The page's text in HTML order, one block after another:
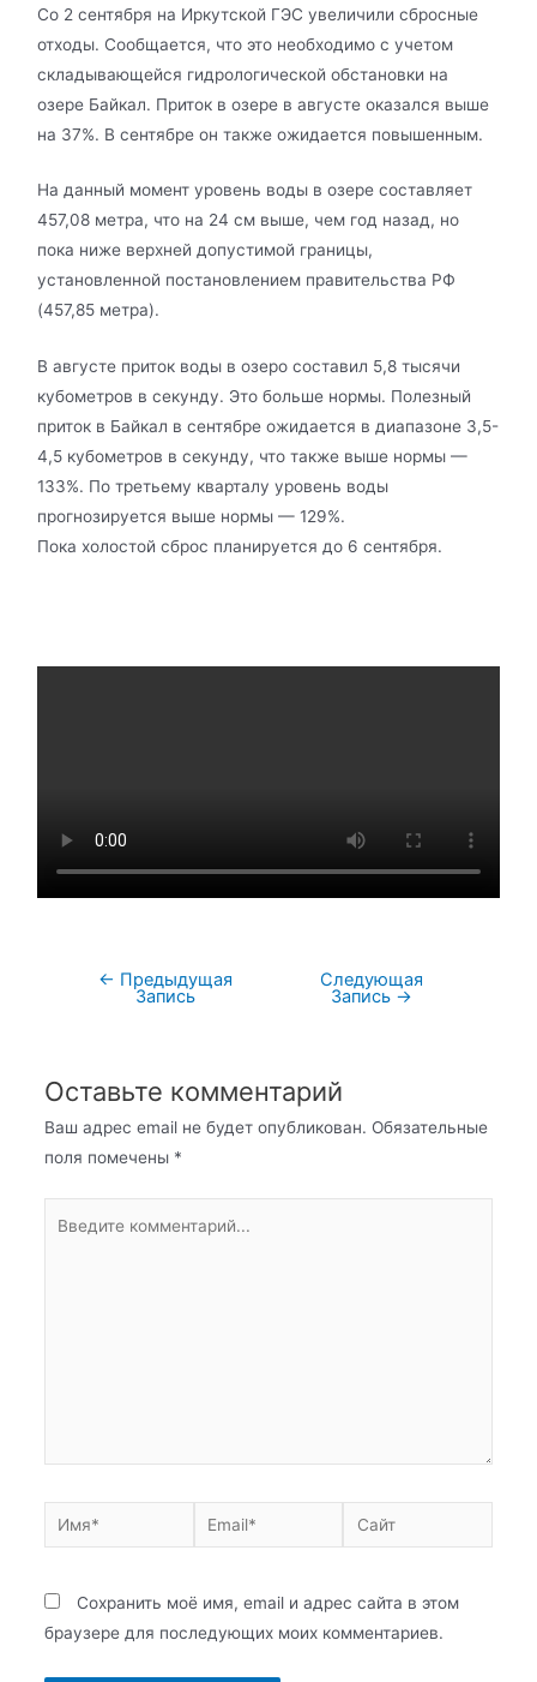
Со 2 сентября на Иркутской ГЭС увеличили сбросные
отходы. Сообщается, что это необходимо с учетом
складывающейся гидрологической обстановки на
озере Байкал. Приток в озере в августе оказался выше
на 37%. В сентябре он также ожидается повышенным.
На данный момент уровень воды в озере составляет
457,08 метра, что на 24 см выше, чем год назад, но
пока ниже верхней допустимой границы,
установленной постановлением правительства РФ
(457,85 метра).
В августе приток воды в озеро составил 5,8 тысячи
кубометров в секунду. Это больше нормы. Полезный
приток в Байкал в сентябре ожидается в диапазоне 3,5-
4,5 кубометров в секунду, что также выше нормы —
133%. По третьему кварталу уровень воды
прогнозируется выше нормы — 129%.
Пока холостой сброс планируется до 6 сентября.
← Предыдущая
Запись
Следующая
Запись →
Оставьте комментарий
Ваш адрес email не будет опубликован. Обязательные
поля помечены *
Сохранить моё имя, email и адрес сайта в этом
браузере для последующих моих комментариев.